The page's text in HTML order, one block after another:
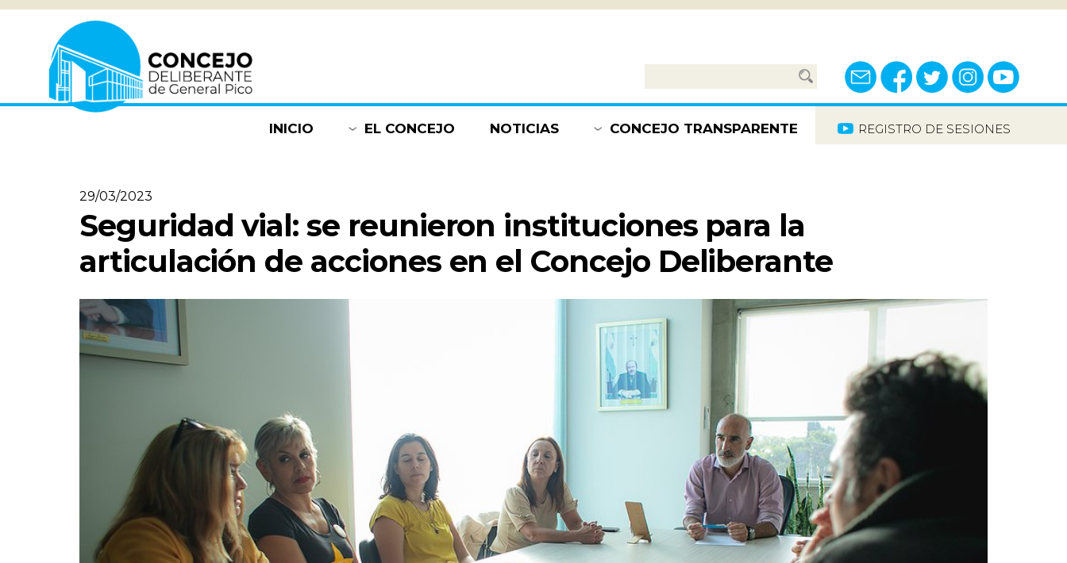
INICIO EL CONCEJO
BLOQUES
COMISIONES
NOTICIAS CONCEJO TRANSPARENTE
TRABAJANDO?
REGISTRO DE SESIONES
29/03/2023
Seguridad vial: se reunieron instituciones para la
articulación de acciones en el Concejo Deliberante